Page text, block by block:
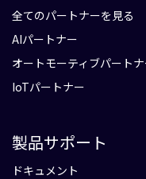
全てのパートナーを見る
AIパートナー
オートモーティブパート
IoTパートナー
製品サポート
ドキュメント